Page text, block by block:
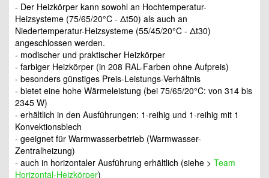
- Der Heizkörper kann sowohl an Hochtemperatur-
Heizsysteme (75/65/20°C - Δt50) als auch an
Niedertemperatur-Heizsysteme (55/45/20°C - Δt30)
angeschlossen werden.
- modischer und praktischer Heizkörper
- farbiger Heizkörper (in 208 RAL-Farben ohne Aufpreis)
- besonders günstiges Preis-Leistungs-Verhältnis
- bietet eine hohe Wärmeleistung (bei 75/65/20°C: von 314 bis
2345 W)
- erhältlich in den Ausführungen: 1-reihig und 1-reihig mit 1
Konvektionsblech
- geeignet für Warmwasserbetrieb (Warmwasser-
Zentralheizung)
- auch in horizontaler Ausführung erhältlich (siehe > Team
Horizontal-Heizkörper)